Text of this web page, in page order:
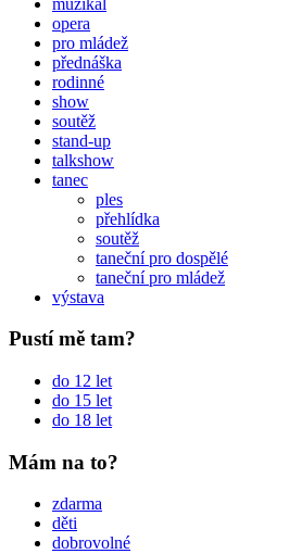
opera
pro mládež
přednáška
rodinné
show
soutěž
stand-up
talkshow
tanec
ples
přehlídka
soutěž
taneční pro dospělé
taneční pro mládež
výstava
Pustí mě tam?
do 12 let
do 15 let
do 18 let
Mám na to?
zdarma
děti
dobrovolné